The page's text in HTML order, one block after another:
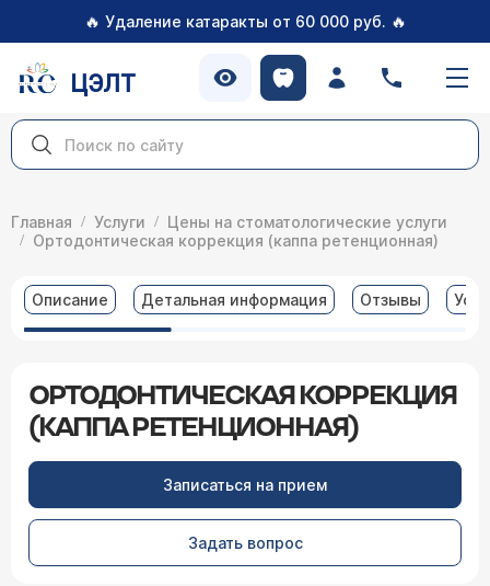
🔥 Удаление катаракты от 60 000 руб. 🔥
ЦЭЛТ
Главная Услуги
Цены на стоматологические услуги
Ортодонтическая коррекция (каппа ретенционная)
Описание Детальная информация Отзывы
ОРТОДОНТИЧЕСКАЯ КОРРЕКЦИЯ
(КАППА РЕТЕНЦИОННАЯ)
Записаться на прием
Задать вопрос